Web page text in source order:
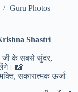
Guru Photos
Shastri
जी के सबसे सुंदर,
📸
सकारात्मक ऊर्जा